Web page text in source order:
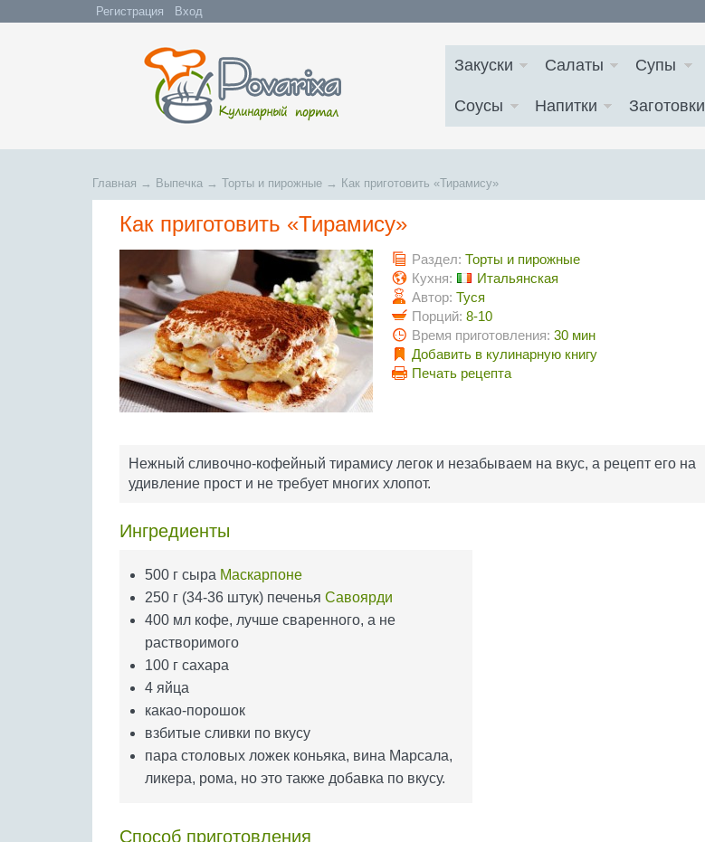
Регистрация Вход
Закуски Салаты Супы
Соусы Напитки Заготовки
Главная → Выпечка → Торты и пирожные → Как приготовить «Тирамису»
Как приготовить «Тирамису»
Раздел: Торты и пирожные
Кухня:
Итальянская
Автор: Туся
Порций: 8-10
Время приготовления: 30 мин
Добавить в кулинарную книгу
Печать рецепта
Нежный сливочно-кофейный тирамису легок и незабываем на вкус, а рецепт его на
удивление прост и не требует многих хлопот.
Ингредиенты
500 г сыра Маскарпоне
250 г (34-36 штук) печенья Савоярди
400 мл кофе, лучше сваренного, а не
растворимого
100 г сахара
4 яйца
какао-порошок
взбитые сливки по вкусу
пара столовых ложек коньяка, вина Марсала,
ликера, рома, но это также добавка по вкусу.
Способ приготовления